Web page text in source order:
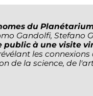
du
Gandolfi, Stefano
à une visite
les
de la science, de